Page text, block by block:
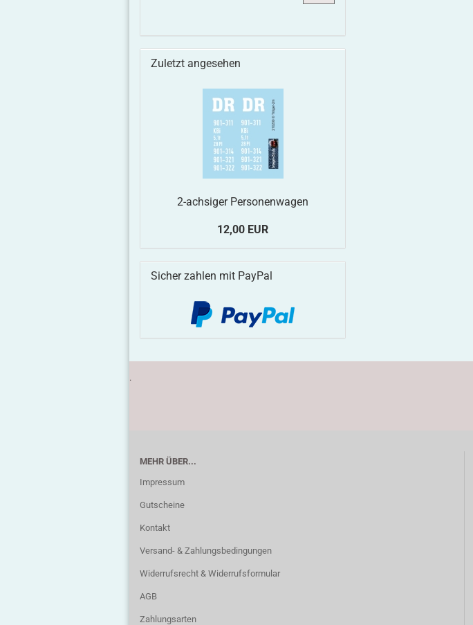
Zuletzt angesehen
2-achsiger Personenwagen
12,00 EUR
Sicher zahlen mit PayPal
.
MEHR ÜBER...
Impressum
Gutscheine
Kontakt
Versand- & Zahlungsbedingungen
Widerrufsrecht & Widerrufsformular
AGB
Zahlungsarten